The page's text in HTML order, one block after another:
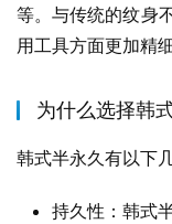
等。与传统的纹身
用工具方面更加精细
为什么选择韩
韩式半永久有以下
持久性：韩式